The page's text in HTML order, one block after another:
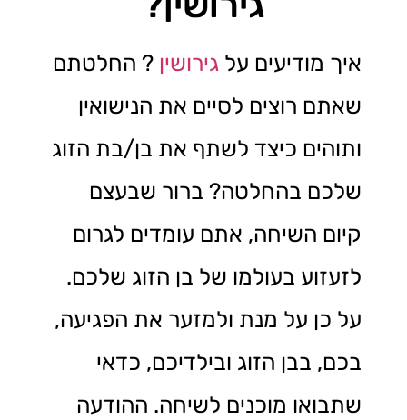
איך מודיעים על גירושין ? החלטתם
שאתם רוצים לסיים את הנישואין
ותוהים כיצד לשתף את בן/בת הזוג
שלכם בהחלטה? ברור שבעצם
קיום השיחה, אתם עומדים לגרום
לזעזוע בעולמו של בן הזוג שלכם.
על כן על מנת ולמזער את הפגיעה,
בכם, בבן הזוג ובילדיכם, כדאי
שתבואו מוכנים לשיחה. ההודעה